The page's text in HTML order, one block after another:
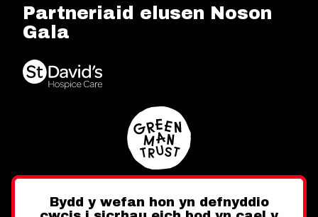
Partneriaid elusen Noson
Gala
Bydd y wefan hon yn defnyddio